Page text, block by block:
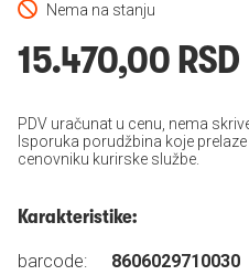
Nema na stanju
15.470,00 RSD
PDV uračunat u cenu, nema
Isporuka porudžbina koje
cenovniku kurirske službe.
Karakteristike:
barcode:
8606029710030